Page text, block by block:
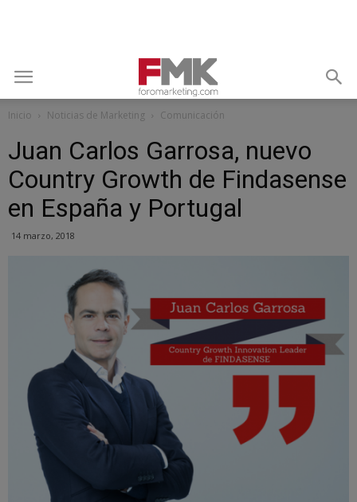
Inicio Noticias de Marketing Comunicación
Juan Carlos Garrosa, nuevo
Country Growth de Findasense
en España y Portugal
14 marzo, 2018